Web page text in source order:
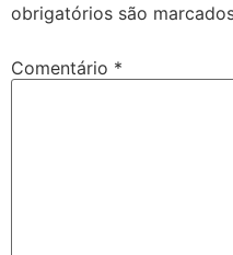
obrigatórios são
Comentário *